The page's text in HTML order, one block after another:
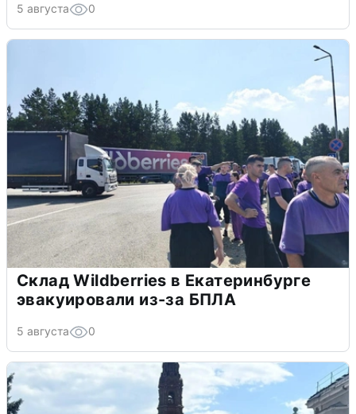
5 августа 0
Склад Wildberries в Екатеринбурге
эвакуировали из-за БПЛА
5 августа 0